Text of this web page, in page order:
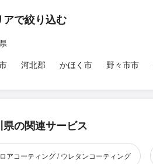
アで絞り込む
河北郡 かほく市 野々市市
県の関連サービス
アコーティング / ウレタンコーティング